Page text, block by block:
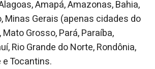
Amapá, Amazonas, Bahia,
Minas Gerais (apenas cidades do
Grosso, Pará, Paraíba,
Rio Grande do Norte, Rondônia,
e Tocantins.